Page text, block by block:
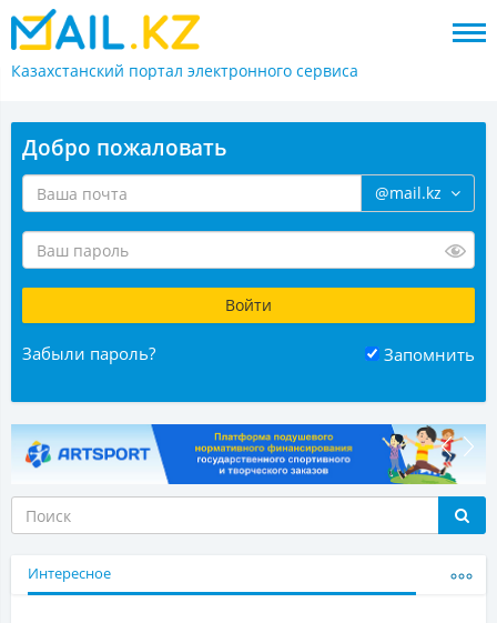
Казахстанский портал электронного сервиса
Добро пожаловать
@mail.kz
Забыли пароль? Запомнить
Интересное